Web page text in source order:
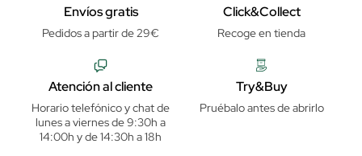
Envíos gratis
Pedidos a partir de 29€
Click&Collect
Recoge en tienda
Atención al cliente
Horario telefónico y chat de
lunes a viernes de 9:30h a
14:00h y de 14:30h a 18h
Try&Buy
Pruébalo antes de abrirlo